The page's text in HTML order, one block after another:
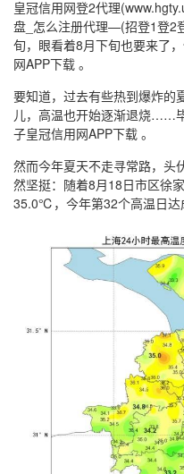
皇冠信用网登2代理
盘_怎么注册代理—(招登1登2
旬，眼看着8月下旬也要来了
网APP下载 。
要知道，过去有些热到爆炸
儿，高温也开始逐渐退烧……
子皇冠信用网APP下载 。
然而今年夏天不走寻常路，头
然坚挺：随着8月18日市区徐
35.0℃，今年第32个高温日达